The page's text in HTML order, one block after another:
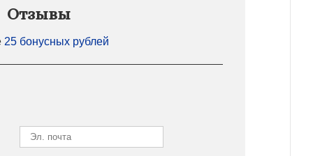
Отзывы
25 бонусных рублей